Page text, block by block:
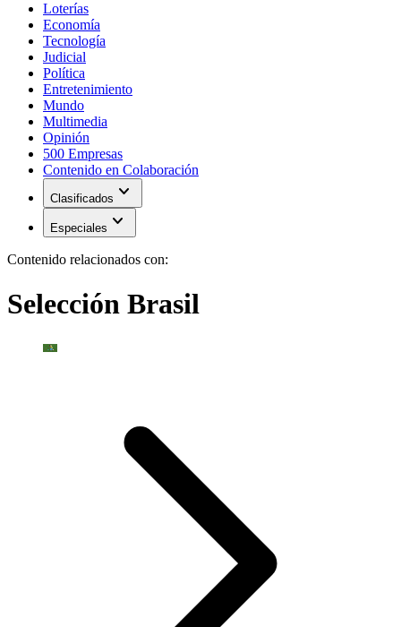
Loterías
Economía
Tecnología
Judicial
Política
Entretenimiento
Mundo
Multimedia
Opinión
500 Empresas
Contenido en Colaboración
Clasificados expand_more
Especiales expand_more
Contenido relacionados con:
Selección Brasil